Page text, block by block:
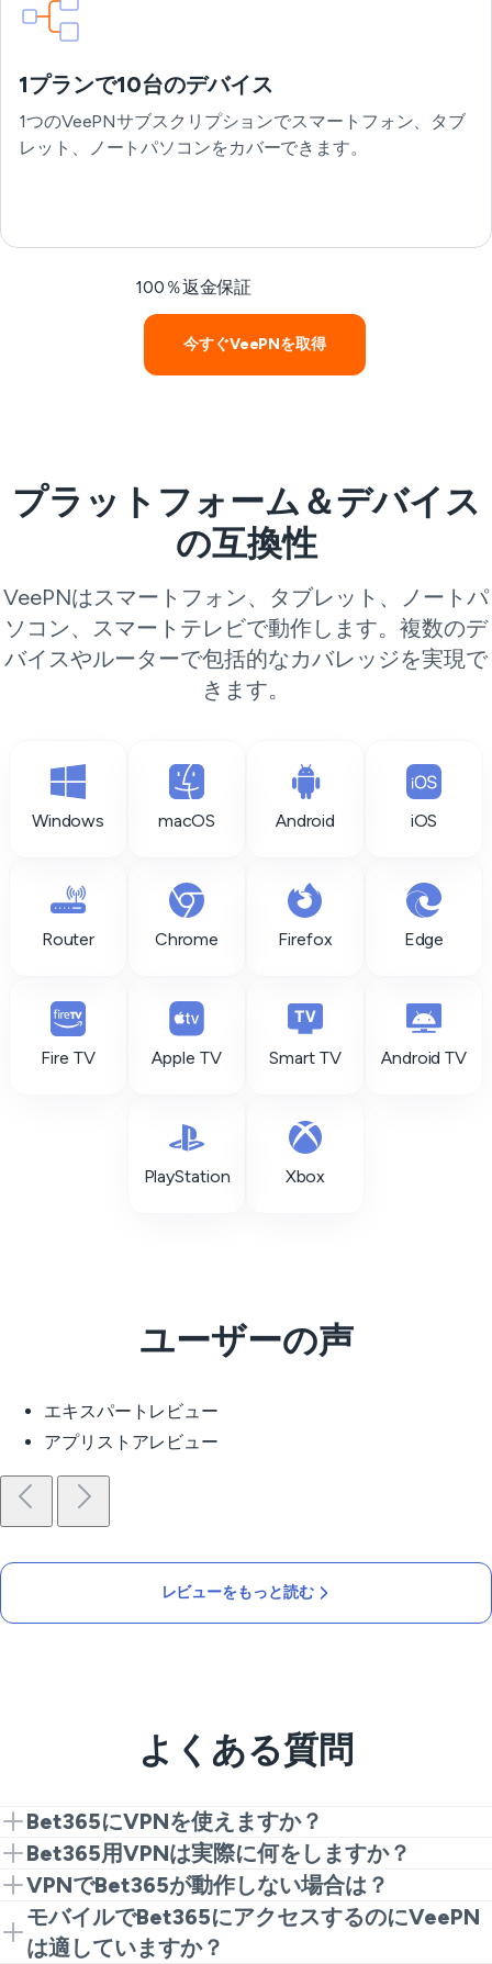
1プランで10台のデバイス
1つのVeePNサブスクリプションでスマートフォン、タブ
レット、ノートパソコンをカバーできます。
100％返金保証
今すぐVeePNを取得
プラットフォーム＆デバイス
の互換性
VeePNはスマートフォン、タブレット、ノートパ
ソコン、スマートテレビで動作します。複数のデ
バイスやルーターで包括的なカバレッジを実現で
きます。
Windows macOS Android iOS
Router Chrome Firefox Edge
Fire TV Apple TV Smart TV Android TV
PlayStation Xbox
ユーザーの声
エキスパートレビュー
アプリストアレビュー
レビューをもっと読む
よくある質問
Bet365にVPNを使えますか？
はい、許可された地域のVeePNサーバーに接続し、い
つも通りBet365にアクセスするだけです。
Bet365用VPNは実際に何をしますか？
信頼性の高いVPNはデータを暗号化しIPアドレスを隠
し、オンラインでベットする際のセキュリティを強化
します。
VPNでBet365が動作しない場合は？
問題が発生した場合は、別のサーバーに切り替える
か、VPNプロトコルを変更してみてください。
モバイルでBet365にアクセスするのにVeePN
は適していますか？